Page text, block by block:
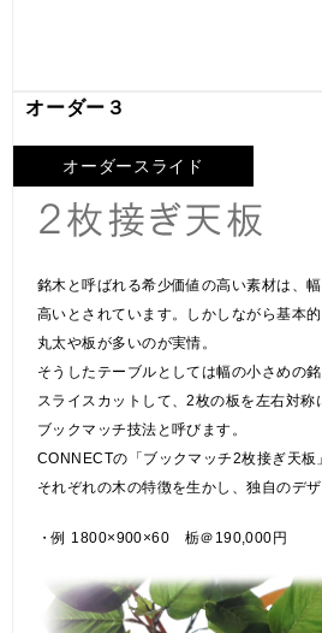
オーダー３
オーダースライド
銘木と呼ばれる希少価値の高い素材は、
高いとされています。しかしながら基本
丸太や板が多いのが実情。
そうしたテーブルとしては幅の小さめの
スライスカットして、2枚の板を左右対称
ブックマッチ技法と呼びます。
CONNECTの「ブックマッチ2枚接ぎ天板
それぞれの木の特徴を生かし、独自のデ
・例 1800×900×60 栃＠190,000円